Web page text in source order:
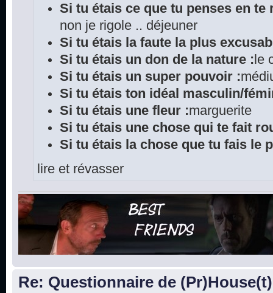
Si tu étais ce que tu penses en te
non je rigole .. déjeuner
Si tu étais la faute la plus
Si tu étais un don de la nature : le
Si tu étais un super pouvoir :
Si tu étais ton idéal masculin/
Si tu étais une fleur :marguerite
Si tu étais une chose qui te fait
Si tu étais la chose que tu fais le
lire et révasser
Re: Questionnaire de (Pr)House(t)